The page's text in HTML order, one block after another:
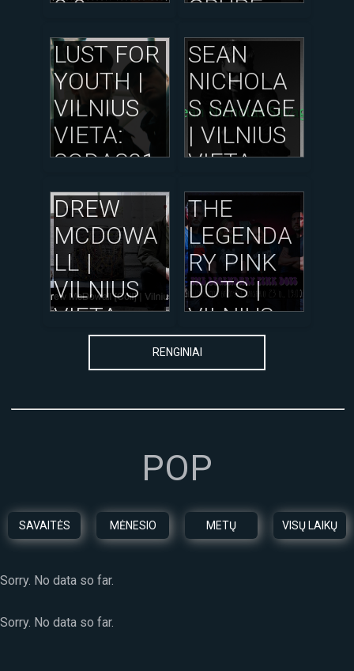
2.0
DATA:
2025/11/
24
GRUPE
SEXMOB
– LET X =
X PART 2 |
VILNIUS
VIETA:
A
KONCERT
Ų SALĖ
DATA:
2025/11/
01
LUST FOR
YOUTH |
VILNIUS
VIETA:
SODAS21
23
DATA:
2025/10/
03
SEAN
NICHOLA
S SAVAGE
| VILNIUS
VIETA:
NARAUTI
DATA:
2025/09/
28
DREW
MCDOWA
LL |
VILNIUS
VIETA:
KABLYS
THE
LEGENDA
RY PINK
DOTS |
VILNIUS
VIETA: ŠV.
KOTRYNO
DATA:
2025/02/
23
RENGINIAI
POP
SAVAITĖS MĖNESIO METŲ VISŲ LAIKŲ
Sorry. No data so far.
Sorry. No data so far.